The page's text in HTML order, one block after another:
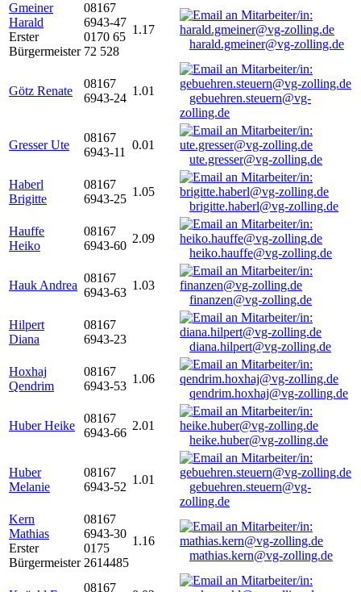
Gmeiner
Harald
Erster
Bürgermeister
08167
6943-47
0170 65
72 528
1.17
harald.gmeiner@vg-zolling.de
Götz Renate
08167
6943-24
1.01
gebuehren.steuern@vg-
zolling.de
Gresser Ute
08167
6943-11
0.01
ute.gresser@vg-zolling.de
Haberl
Brigitte
08167
6943-25
1.05
brigitte.haberl@vg-zolling.de
Hauffe
Heiko
08167
6943-60
2.09
heiko.hauffe@vg-zolling.de
Hauk Andrea
08167
6943-63
1.03
finanzen@vg-zolling.de
Hilpert
Diana
08167
6943-23
diana.hilpert@vg-zolling.de
Hoxhaj
Qendrim
08167
6943-53
1.06
qendrim.hoxhaj@vg-zolling.de
Huber Heike
08167
6943-66
2.01
heike.huber@vg-zolling.de
Huber
Melanie
08167
6943-52
1.01
gebuehren.steuern@vg-
zolling.de
Kern
Mathias
Erster
Bürgermeister
08167
6943-30
0175
2614485
1.16
mathias.kern@vg-zolling.de
08167